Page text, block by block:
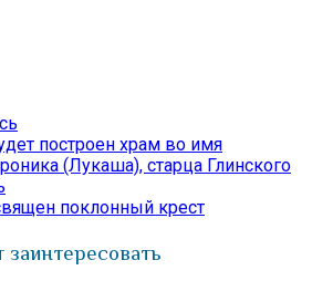
запись:
построен храм во имя
(Лукаша), старца Глинского
запись:поклонный крест